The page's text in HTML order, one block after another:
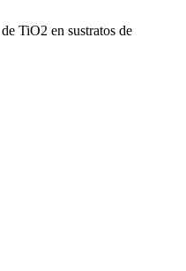
TiO2 en sustratos de